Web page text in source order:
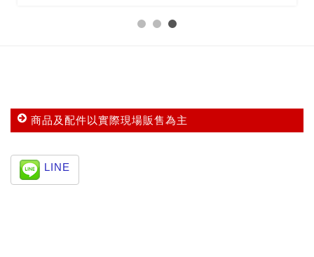
商品及配件以實際現場販售為主
LINE